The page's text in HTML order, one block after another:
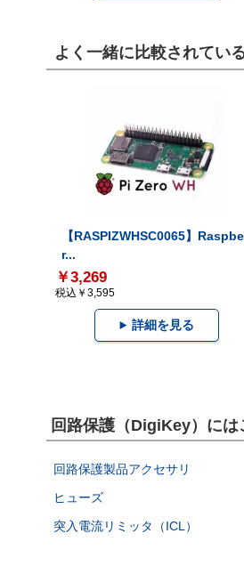
よく一緒に比較されてい
【RASPIZWHSC0065】
r...
￥3,269
税込￥3,595
詳細を見る
回路保護（DigiKey）には
回路保護製品アクセサリ
ヒューズ
突入電流リミッタ（ICL）